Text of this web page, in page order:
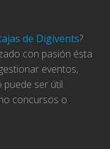
de Digivents?
con pasión ésta
eventos,
puede ser útil
concursos o